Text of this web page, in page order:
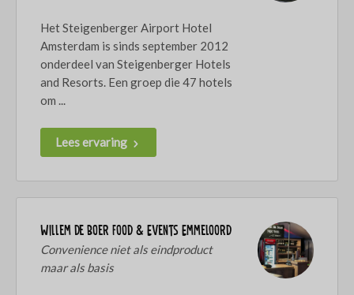
Het Steigenberger Airport Hotel
Amsterdam is sinds september 2012
onderdeel van Steigenberger Hotels
and Resorts. Een groep die 47 hotels
om ...
Lees ervaring
Willem de Boer Food & Events Emmeloord
Convenience niet als eindproduct
maar als basis